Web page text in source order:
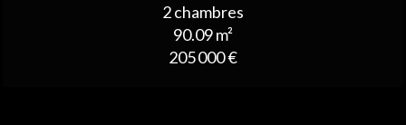
2 chambres
90.09 m²
205 000 €